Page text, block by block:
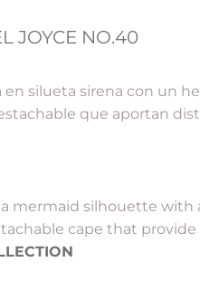
JOYCE NO.40
silueta sirena con un
que aportan
mermaid silhouette with
cape that